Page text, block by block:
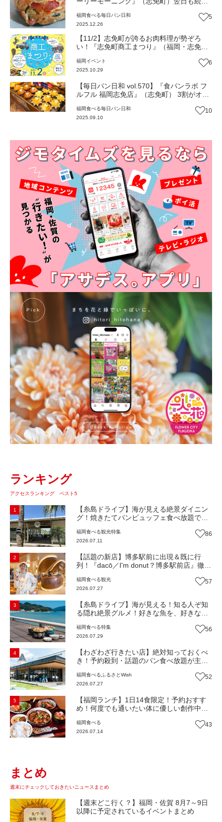
【福岡パン】
福岡食べる毎日パン日和
2025.12.26
5
【11/2】志免町が誇るお肉料理が勢ぞろ
い！『志免町商工まつり』（福岡・志免
福岡 イベント
2025.10.29
6
【毎日パン日和 vol.570】『食パンラボ フ
ルフル 福岡志免店』（志免町） 3割がオリ
【福岡パン】
福岡食べる毎日パン日和
2025.09.10
10
ランキング
アクセスランキング ベスト5
1
【糸島ドライブ】海が見える絶景ダイニン
グ！焼きたてパンビュッフェ食べ放題で大
Beach Cafe』（福岡・糸島市）【まち歩
き】
福岡食べる観光特集
2026.07.11
86
2
【話題の新店】博多駅前に出現＆既に行
列！『dacō／I'm donut？博多駅前店』徹底
しみ方＆イチオシメニューも紹介！（福岡
市博多区）【まち歩き】
福岡食べる観光
2026.07.27
57
3
【糸島ドライブ】海が見える！知る人ぞ知
る隠れ絶景グルメ！好きな魚を、好きなだ
堂』（福岡市西区）【まち歩き】
福岡食べる特集
2026.07.29
56
4
【わざわざ行きたい店】絶対知っておくべ
き！予約殺到・話題のパン食べ放題が主
『bound garden』（福岡・新宮町）【まち
歩き】
福岡食べるふるさとWish
2026.07.27
52
5
【福岡ランチ】1日14食限定！予約おすす
め！何度でも通いたい体に優しい創作中華
【まち歩き】
福岡食べる
2026.07.14
43
まとめ
週末にチェックしておきたいニュースまとめ
【週末どこ行く？】福岡・佐賀 8月7～9日
以降に予定されているイベントまとめ